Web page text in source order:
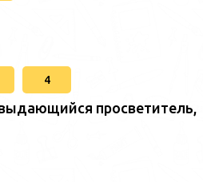
4
просветитель,